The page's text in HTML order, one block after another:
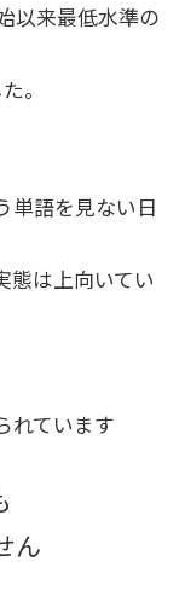
以来最低水準の
。
単語を見ない日
態は上向いてい
れています
ん